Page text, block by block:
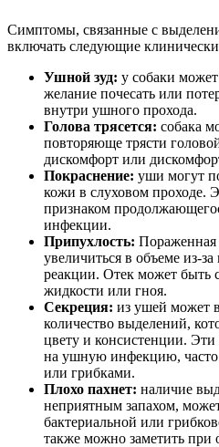
Симптомы, связанные с
включать следующие
Ушной зуд: у собаки
желание почесать или
внутри ушного прохода.
Голова трясется: собака
повторяюще трясти
дискомфорт или
Покраснение: уши могут
кожи в слуховом проходе.
признаком
инфекции.
Припухлость: Пораженная
увеличиться в объеме из-
реакции. Отек может быть
жидкости или гноя.
Секреция: из ушей может
количество выделений,
цвету и консистенции.
на ушную инфекцию,
или грибками.
Плохо пахнет: наличие
неприятным запахом,
бактериальной или
также можно заметить при